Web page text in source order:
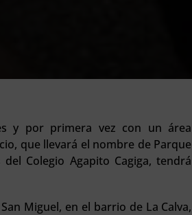
y por primera vez con un área
que llevará el nombre de Parque
Colegio Agapito Cagiga, tendrá
Miguel, en el barrio de La Calva,